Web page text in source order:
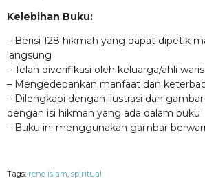
Kelebihan Buku:
– Berisi 128 hikmah yang dapat dipetik
langsung
– Telah diverifikasi oleh keluarga/ahli waris
– Mengedepankan manfaat dan
– Dilengkapi dengan ilustrasi dan
dengan isi hikmah yang ada dalam buku
– Buku ini menggunakan gambar
Tags: rene islam, spiritual